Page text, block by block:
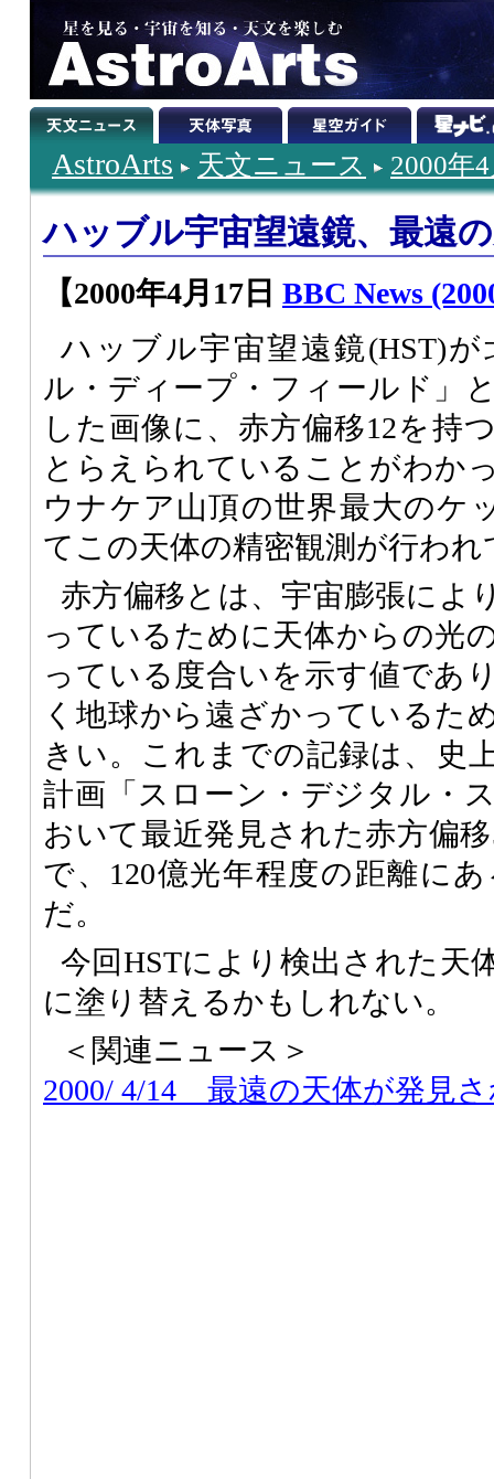
AstroArts 天文ニュース 2000年
ハッブル宇宙望遠鏡、最遠
【2000年4月17日 BBC News
ハッブル宇宙望遠鏡(HST)
ル・ディープ・フィールド」
した画像に、赤方偏移12を持
とらえられていることがわか
ウナケア山頂の世界最大のケ
てこの天体の精密観測が行われ
赤方偏移とは、宇宙膨張によ
っているために天体からの光
っている度合いを示す値であ
く地球から遠ざかっているた
きい。これまでの記録は、史
計画「スローン・デジタル・
おいて最近発見された赤方偏
で、120億光年程度の距離に
だ。
今回HSTにより検出された天
に塗り替えるかもしれない。
＜関連ニュース＞
2000/ 4/14 最遠の天体が発見さ